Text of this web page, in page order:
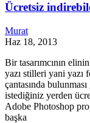
Ücretsiz
Murat
Haz 18, 2013
Bir tasarımcının
yazı stilleri yani yazı
çantasında
istediğiniz yerden
Adobe Photoshop
başka